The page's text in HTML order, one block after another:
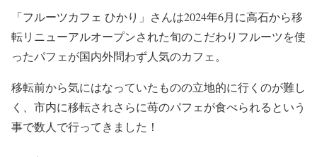
「フルーツカフェ ひかり」さんは2024年6月に高石から移
転リニューアルオープンされた旬のこだわりフルーツを使
ったパフェが国内外問わず人気のカフェ。
移転前から気にはなっていたものの立地的に行くのが難し
く、市内に移転されさらに苺のパフェが食べられるという
事で数人で行ってきました！